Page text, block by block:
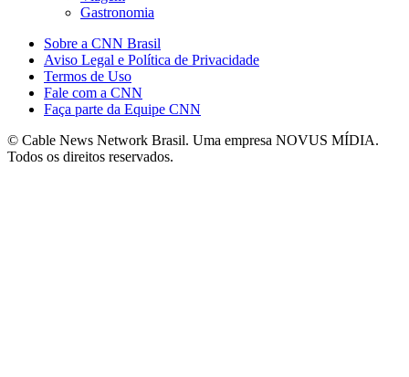
Gastronomia
Sobre a CNN Brasil
Aviso Legal e Política de Privacidade
Termos de Uso
Fale com a CNN
Faça parte da Equipe CNN
© Cable News Network Brasil. Uma empresa NOVUS MÍDIA.
Todos os direitos reservados.